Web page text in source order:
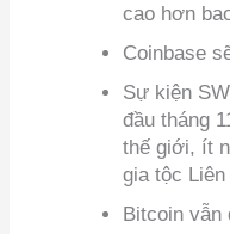
cao hơn
Coinbase
Sự kiện
đầu tháng
thế giới, ít
gia tộc
Bitcoin vẫn